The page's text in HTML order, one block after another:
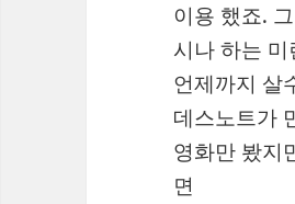
이용 했죠.
시나 하는
언제까지 살
데스노트가
영화만 봤지
면